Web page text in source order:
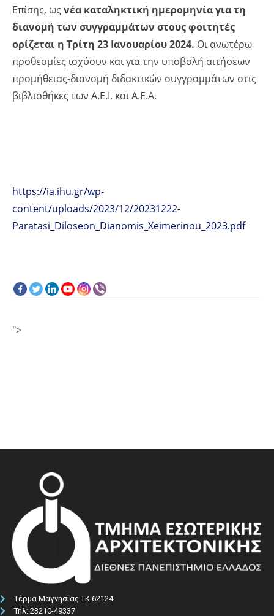
Επίσης, ως νέα καταληκτική ημερομηνία για τη
διανομή των συγγραμμάτων στους φοιτητές
ορίζεται η Τρίτη 23 Ιανουαρίου 2024. Οι ανωτέρω
προθεσμίες ισχύουν και για την υποβολή αιτήσεων
προμήθειας-διανομή διδακτικών συγγραμμάτων στις
βιβλιοθήκες των Α.Ε.Ι. και Α.Ε.Α.
https://ia.ihu.gr/wp-
content/uploads/2023/12/20231222-
Paratasi_Diloseon_Dianomis_Xeimerinou_2023.pdf
">
Τέρμα Μαγνησίας ΤΚ 62124
Τηλ: 23210-49337​